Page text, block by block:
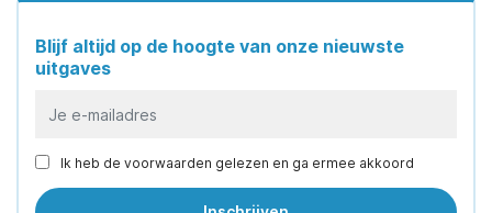
Blijf altijd op de hoogte van onze nieuwste
uitgaves
Ik heb de voorwaarden gelezen en ga ermee akkoord